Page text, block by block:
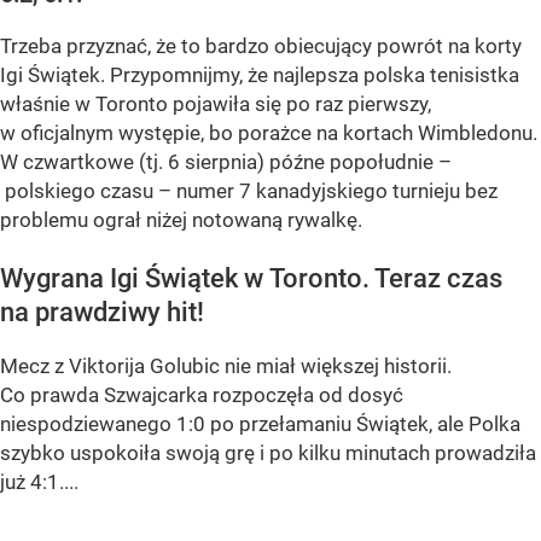
Trzeba przyznać, że to bardzo obiecujący powrót na korty
Igi Świątek. Przypomnijmy, że najlepsza polska tenisistka
właśnie w Toronto pojawiła się po raz pierwszy,
w oficjalnym występie, bo porażce na kortach Wimbledonu.
W czwartkowe (tj. 6 sierpnia) późne popołudnie –
polskiego czasu – numer 7 kanadyjskiego turnieju bez
problemu ograł niżej notowaną rywalkę.
Wygrana Igi Świątek w Toronto. Teraz czas
na prawdziwy hit!
Mecz z Viktorija Golubic nie miał większej historii.
Co prawda Szwajcarka rozpoczęła od dosyć
niespodziewanego 1:0 po przełamaniu Świątek, ale Polka
szybko uspokoiła swoją grę i po kilku minutach prowadziła
już 4:1....